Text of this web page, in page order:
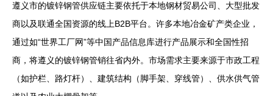
遵义市的镀锌钢管供应链主要依托于本地钢材贸易公司、大型批发
商以及联通全国资源的线上B2B平台。许多本地冶金矿产类企业，
通过如“世界工厂网”等中国产品信息库进行产品展示和全国性招
商，将遵义的镀锌钢管销往省内外。市场需求主要来源于市政工程
（如护栏、路灯杆）、建筑结构（脚手架、穿线管）、供水供气管